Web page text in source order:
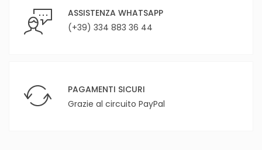
ASSISTENZA WHATSAPP
(+39) 334 883 36 44
PAGAMENTI SICURI
Grazie al circuito PayPal